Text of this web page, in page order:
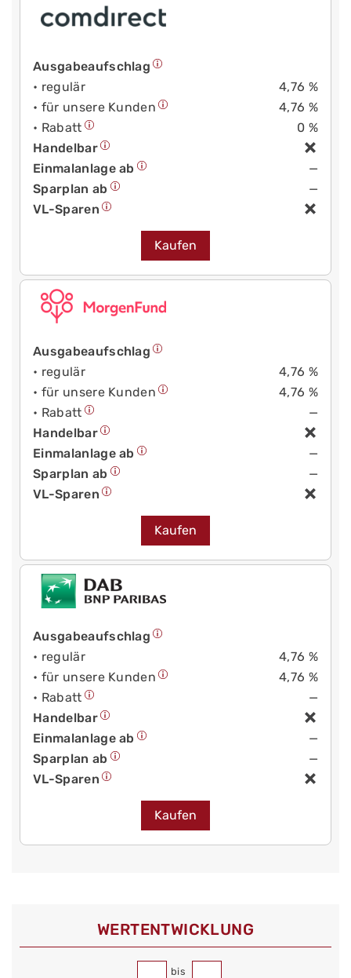
Ausgabeaufschlag
• regulär
4,76 %
• für unsere Kunden
4,76 %
• Rabatt
0 %
Handelbar
Einmalanlage ab
—
Sparplan ab
—
VL-Sparen
Kaufen
Ausgabeaufschlag
• regulär
4,76 %
• für unsere Kunden
4,76 %
• Rabatt
—
Handelbar
Einmalanlage ab
—
Sparplan ab
—
VL-Sparen
Kaufen
Ausgabeaufschlag
• regulär
4,76 %
• für unsere Kunden
4,76 %
• Rabatt
—
Handelbar
Einmalanlage ab
—
Sparplan ab
—
VL-Sparen
Kaufen
WERT­ENTWICKLUNG
bis